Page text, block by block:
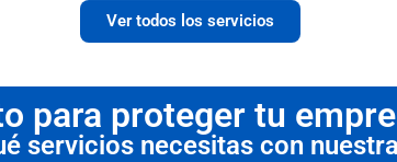
Ver todos los servicios
para proteger tu
servicios necesitas con